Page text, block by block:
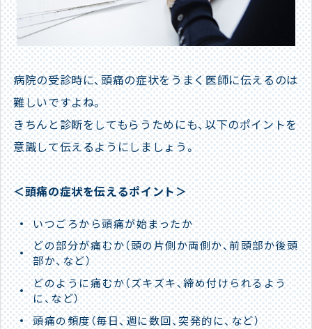
病院の受診時に、頭痛の症状をうまく医師に伝えるのは
難しいですよね。
きちんと診断をしてもらうためにも、以下のポイントを
意識して伝えるようにしましょう。
＜頭痛の症状を伝えるポイント＞
いつごろから頭痛が始まったか
どの部分が痛むか（頭の片側か両側か、前頭部か後頭
部か、など）
どのように痛むか（ズキズキ、締め付けられるよう
に、など）
頭痛の頻度（毎日、週に数回、突発的に、など）